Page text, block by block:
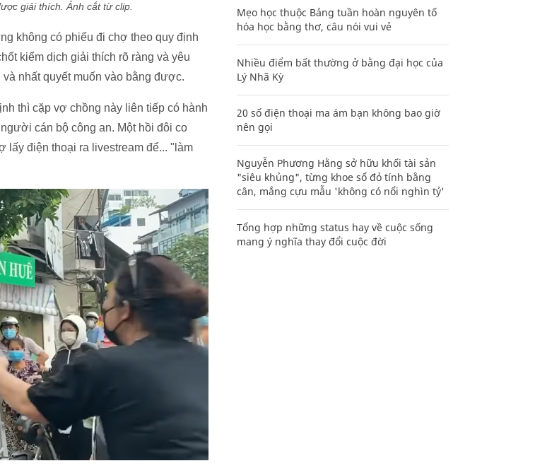
giải thích. Ảnh cắt từ clip.
không có phiếu đi chợ theo quy định
kiểm dịch giải thích rõ ràng và yêu
nhất quyết muốn vào bằng được.
thì cặp vợ chồng này liên tiếp có hành
cán bộ công an. Một hồi đôi co
lấy điện thoại ra livestream để... "làm
Mẹo học thuộc Bảng tuần hoàn nguyên tố
hóa học bằng thơ, câu nói vui vẻ
Nhiều điểm bất thường ở bằng đại học của
Lý Nhã Kỳ
20 số điện thoại ma ám bạn không bao giờ
nên gọi
Nguyễn Phương Hằng sở hữu khối tài sản
"siêu khủng", từng khoe sổ đỏ tính bằng
cân, mắng cựu mẫu 'không có nổi nghìn tỷ'
Tổng hợp những status hay về cuộc sống
mang ý nghĩa thay đổi cuộc đời